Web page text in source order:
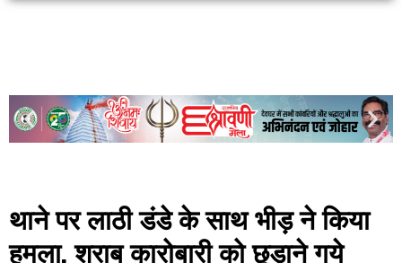
थाने पर लाठी डंडे के साथ भीड़ ने किया
हमला, शराब कारोबारी को छुड़ाने गये